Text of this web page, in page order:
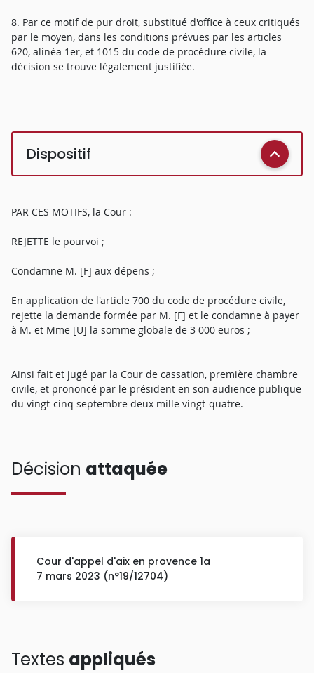
8. Par ce motif de pur droit, substitué d'office à ceux critiqués
par le moyen, dans les conditions prévues par les articles
620, alinéa 1er, et 1015 du code de procédure civile, la
décision se trouve légalement justifiée.
Dispositif
PAR CES MOTIFS, la Cour :
REJETTE le pourvoi ;
Condamne M. [F] aux dépens ;
En application de l'article 700 du code de procédure civile,
rejette la demande formée par M. [F] et le condamne à payer
à M. et Mme [U] la somme globale de 3 000 euros ;
Ainsi fait et jugé par la Cour de cassation, première chambre
civile, et prononcé par le président en son audience publique
du vingt-cinq septembre deux mille vingt-quatre.
Décision attaquée
Cour d'appel d'aix en provence 1a
7 mars 2023 (n°19/12704)
Textes appliqués